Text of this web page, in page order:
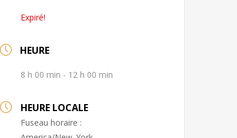
Expiré!
HEURE
8 h 00 min - 12 h 00 min
HEURE LOCALE
Fuseau horaire :